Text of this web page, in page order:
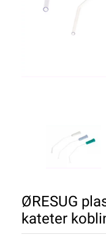
ØRESUG
kateter